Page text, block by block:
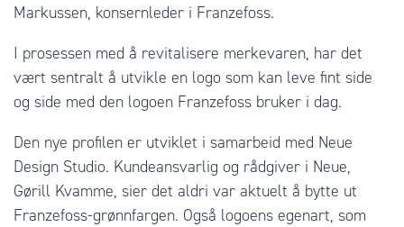
Markussen, konsernleder i Franzefoss.
I prosessen med å revitalisere merkevaren, har det
vært sentralt å utvikle en logo som kan leve fint side
og side med den logoen Franzefoss bruker i dag.
Den nye profilen er utviklet i samarbeid med Neue
Design Studio. Kundeansvarlig og rådgiver i Neue,
Gørill Kvamme, sier det aldri var aktuelt å bytte ut
Franzefoss-grønnfargen. Også logoens egenart, som